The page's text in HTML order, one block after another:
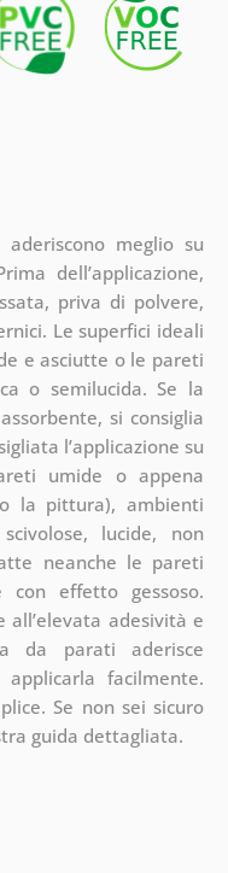
meglio su
dell’applicazione,
priva di polvere,
Le superfici ideali
e asciutte o le pareti
o semilucida. Se la
si consiglia
l’applicazione su
umide o appena
la pittura), ambienti
lucide, non
neanche le pareti
con effetto gessoso.
all’elevata adesività e
da parati aderisce
facilmente.
Se non sei sicuro
guida dettagliata.